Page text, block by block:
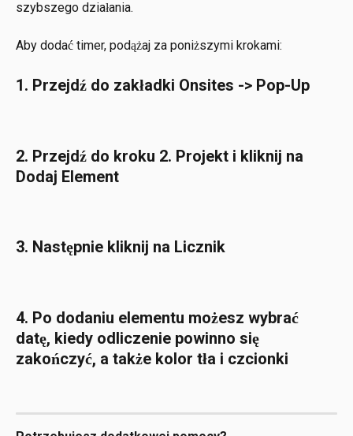
szybszego działania.
Aby dodać timer, podążaj za poniższymi krokami:
1. Przejdź do zakładki Onsites -> Pop-Up
2. Przejdź do kroku 2. Projekt i kliknij na
Dodaj Element
3. Następnie kliknij na Licznik
4. Po dodaniu elementu możesz wybrać
datę, kiedy odliczenie powinno się
zakończyć, a także kolor tła i czcionki